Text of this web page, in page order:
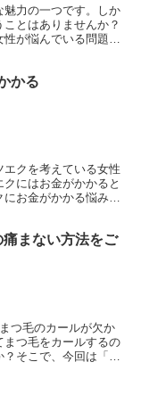
魅力の一つです。しか
とはありませんか？
が悩んでいる問題で
かる
クを考えている女性
にはお金がかかると
お金がかかる悩みに
痛まない方法をご
つ毛のカールが欠か
つ毛をカールするの
そこで、今回は「ビ